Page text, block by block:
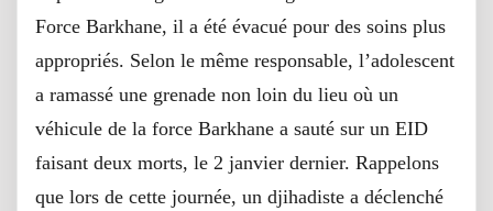
Force Barkhane, il a été évacué pour des soins plus
appropriés. Selon le même responsable, l’adolescent
a ramassé une grenade non loin du lieu où un
véhicule de la force Barkhane a sauté sur un EID
faisant deux morts, le 2 janvier dernier. Rappelons
que lors de cette journée, un djihadiste a déclenché